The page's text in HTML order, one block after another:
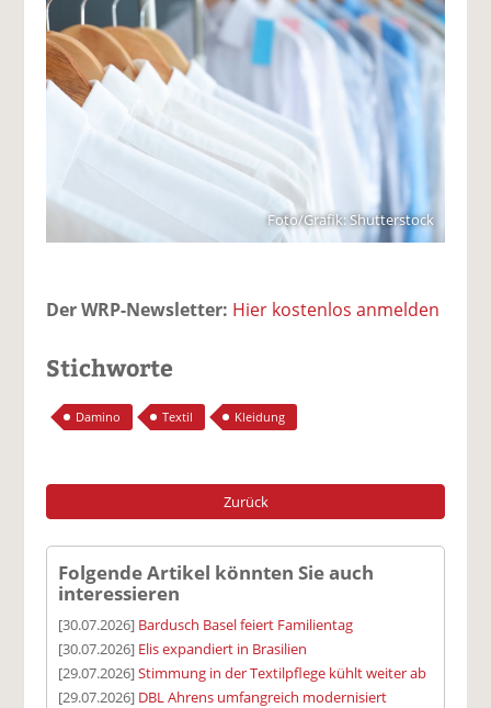
Foto/Grafik: Shutterstock
Der WRP-Newsletter: Hier kostenlos anmelden
Stichworte
Damino Textil Kleidung
Zurück
Folgende Artikel könnten Sie auch
interessieren
[30.07.2026] Bardusch Basel feiert Familientag
[30.07.2026] Elis expandiert in Brasilien
[29.07.2026]Stimmung in der Textilpflege kühlt weiter ab
[29.07.2026] DBL Ahrens umfangreich modernisiert